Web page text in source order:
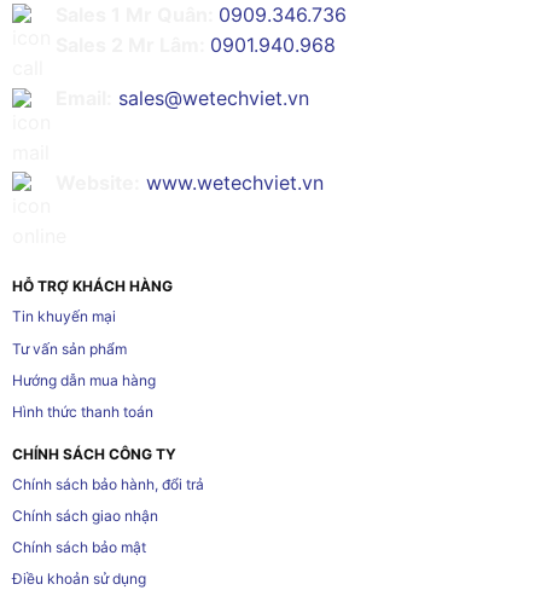
0909.346.736
0901.940.968
sales@wetechviet.vn
www.wetechviet.vn
HỖ TRỢ KHÁCH HÀNG
Tin khuyến mại
Tư vấn sản phẩm
Hướng dẫn mua hàng
Hình thức thanh toán
CHÍNH SÁCH CÔNG TY
Chính sách bảo hành, đổi trả
Chính sách giao nhận
Chính sách bảo mật
Điều khoản sử dụng